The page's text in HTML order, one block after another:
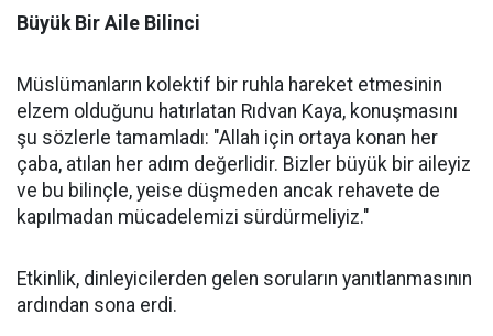
Büyük Bir Aile Bilinci
Müslümanların kolektif bir ruhla hareket etmesinin
elzem olduğunu hatırlatan Rıdvan Kaya, konuşmasını
şu sözlerle tamamladı: "Allah için ortaya konan her
çaba, atılan her adım değerlidir. Bizler büyük bir aileyiz
ve bu bilinçle, yeise düşmeden ancak rehavete de
kapılmadan mücadelemizi sürdürmeliyiz."
Etkinlik, dinleyicilerden gelen soruların yanıtlanmasının
ardından sona erdi.